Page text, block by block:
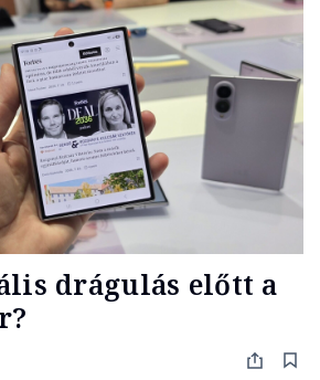
drágulás előtt a